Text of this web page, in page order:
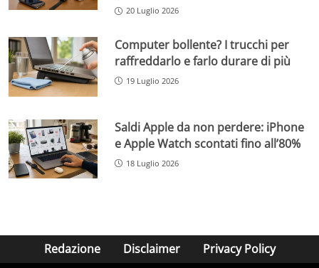
20 Luglio 2026
Computer bollente? I trucchi per
raffreddarlo e farlo durare di più
19 Luglio 2026
Saldi Apple da non perdere: iPhone
e Apple Watch scontati fino all’80%
18 Luglio 2026
Redazione Disclaimer Privacy Policy